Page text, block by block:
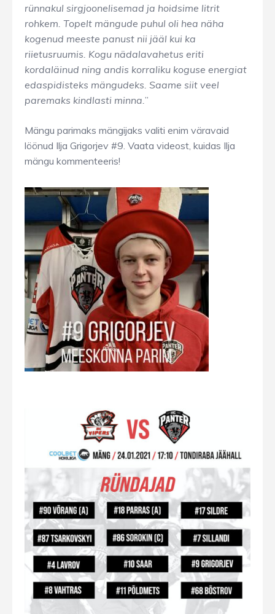
rünnakul sirgjoonelisemad ja hoidsime litrit
rohkem. Topelt mängude puhul oli hea näha
kogenud meeste panust nii jääl kui ka
riietusruumis. Kogu nädalavahetus eriti
kordaläinud ning andis korraliku koguse energiat
edaspidisteks mängudeks. Saame siit veel
paremaks kindlasti minna.”
Mängu parimaks mängijaks valiti enim väravaid
löönud Ilja Grigorjev #9. Vaata videost, kuidas Ilja
mängu kommenteeris!